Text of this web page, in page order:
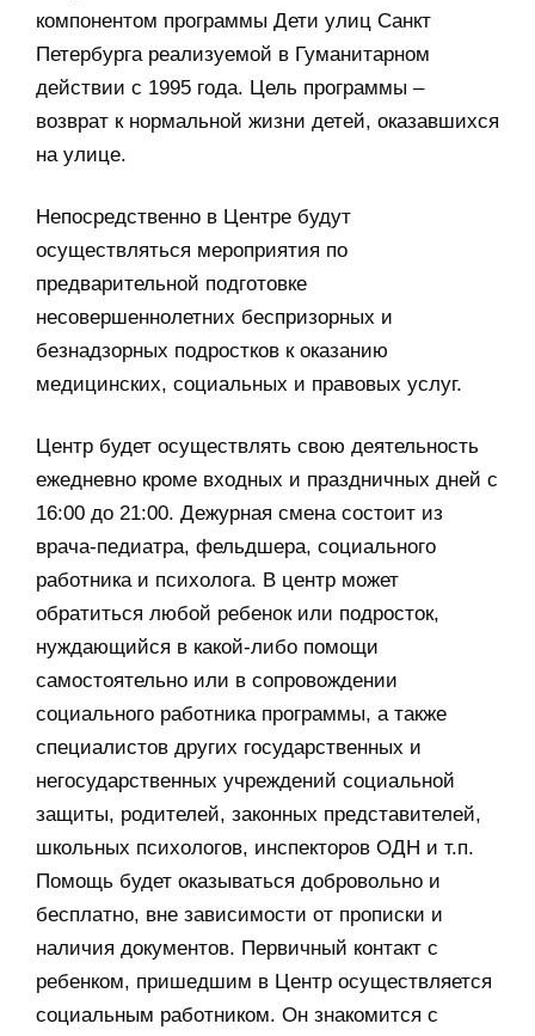
компонентом программы Дети улиц Санкт
Петербурга реализуемой в Гуманитарном
действии с 1995 года. Цель программы –
возврат к нормальной жизни детей, оказавшихся
на улице.
Непосредственно в Центре будут
осуществляться мероприятия по
предварительной подготовке
несовершеннолетних беспризорных и
безнадзорных подростков к оказанию
медицинских, социальных и правовых услуг.
Центр будет осуществлять свою деятельность
ежедневно кроме входных и праздничных дней с
16:00 до 21:00. Дежурная смена состоит из
врача-педиатра, фельдшера, социального
работника и психолога. В центр может
обратиться любой ребенок или подросток,
нуждающийся в какой-либо помощи
самостоятельно или в сопровождении
социального работника программы, а также
специалистов других государственных и
негосударственных учреждений социальной
защиты, родителей, законных представителей,
школьных психологов, инспекторов ОДН и т.п.
Помощь будет оказываться добровольно и
бесплатно, вне зависимости от прописки и
наличия документов. Первичный контакт с
ребенком, пришедшим в Центр осуществляется
социальным работником. Он знакомится с